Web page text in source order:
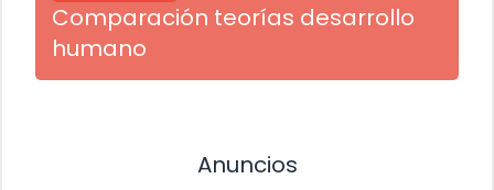
Comparación teorías desarrollo
humano
Anuncios